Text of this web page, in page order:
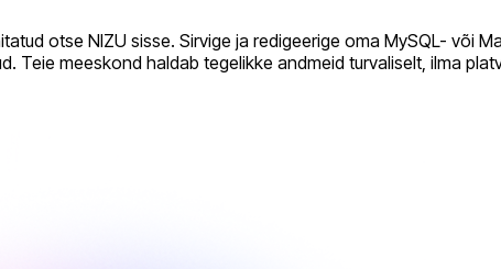
otse NIZU sisse. Sirvige ja redigeerige oma MySQL- või
Teie meeskond haldab tegelikke andmeid turvaliselt, ilma